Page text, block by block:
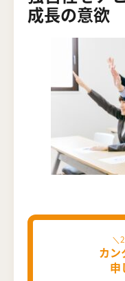
成長の意欲
カン
申